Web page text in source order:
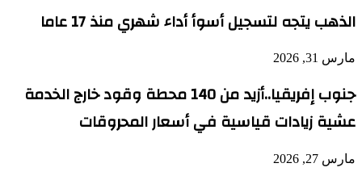
الذهب يتجه لتسجيل أسوأ أداء شهري منذ 17 عاما
مارس 31, 2026
جنوب إفريقيا..أزيد من 140 محطة وقود خارج الخدمة
عشية زيادات قياسية في أسعار المحروقات
مارس 27, 2026